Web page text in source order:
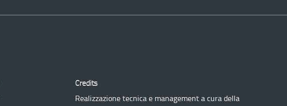
Credits
Realizzazione tecnica e management a cura della